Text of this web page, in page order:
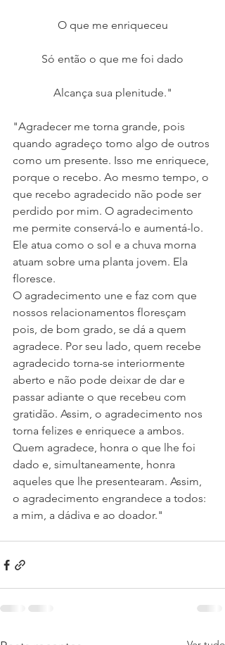
O que me enriqueceu
Só então o que me foi dado
Alcança sua plenitude."
"Agradecer me torna grande, pois
quando agradeço tomo algo de outros
como um presente. Isso me enriquece,
porque o recebo. Ao mesmo tempo, o
que recebo agradecido não pode ser
perdido por mim. O agradecimento
me permite conservá-lo e aumentá-lo.
Ele atua como o sol e a chuva morna
atuam sobre uma planta jovem. Ela
floresce.
O agradecimento une e faz com que
nossos relacionamentos floresçam
pois, de bom grado, se dá a quem
agradece. Por seu lado, quem recebe
agradecido torna-se interiormente
aberto e não pode deixar de dar e
passar adiante o que recebeu com
gratidão. Assim, o agradecimento nos
torna felizes e enriquece a ambos.
Quem agradece, honra o que lhe foi
dado e, simultaneamente, honra
aqueles que lhe presentearam. Assim,
o agradecimento engrandece a todos:
a mim, a dádiva e ao doador."